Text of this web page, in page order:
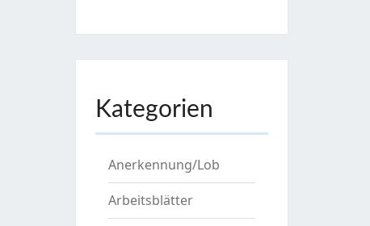
Kategorien
Anerkennung/Lob
Arbeitsblätter